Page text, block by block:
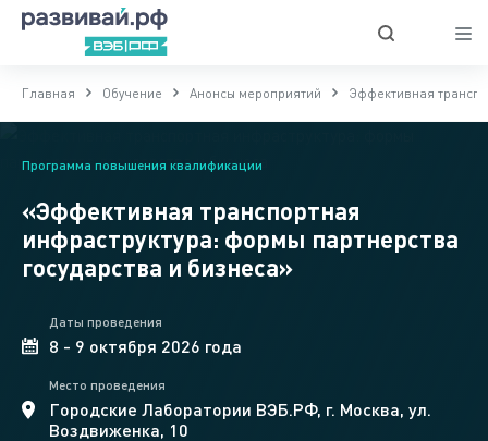
Главная Обучение Анонсы мероприятий Эффективная
Программа повышения квалификации
«Эффективная транспортная
инфраструктура: формы партнерства
государства и бизнеса»
Даты проведения
8 - 9 октября 2026 года
Место проведения
Городские Лаборатории ВЭБ.РФ, г. Москва, ул.
Воздвиженка, 10